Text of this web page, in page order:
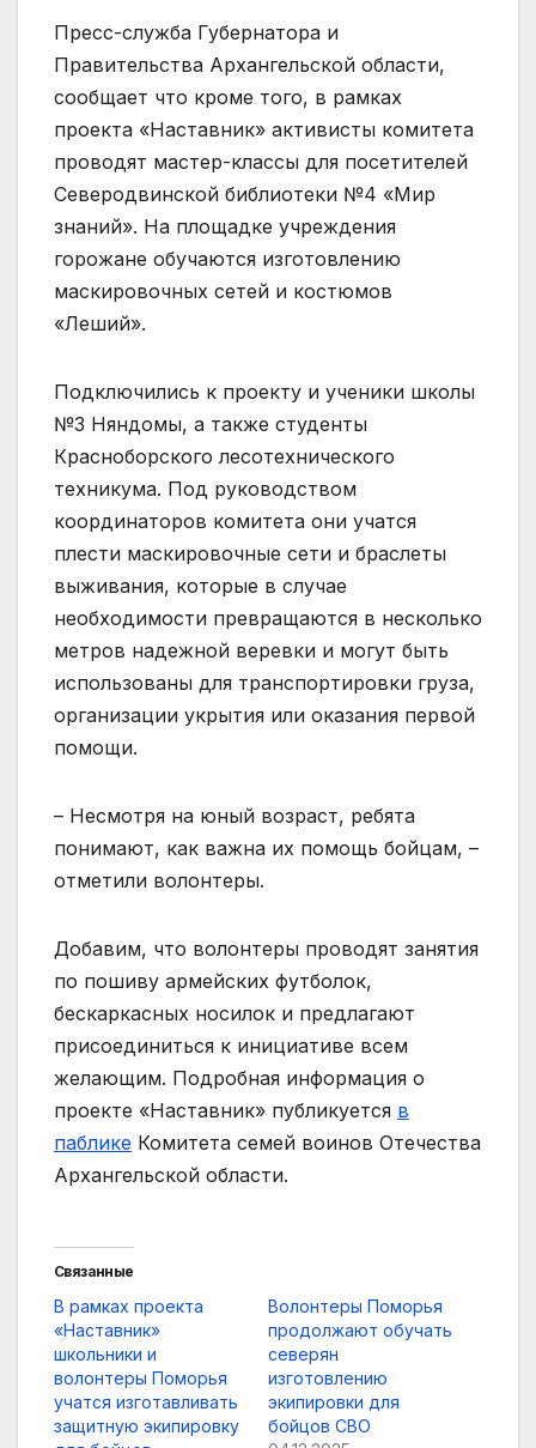
Пресс-служба Губернатора и
Правительства Архангельской области,
сообщает что кроме того, в рамках
проекта «Наставник» активисты комитета
проводят мастер-классы для посетителей
Северодвинской библиотеки №4 «Мир
знаний». На площадке учреждения
горожане обучаются изготовлению
маскировочных сетей и костюмов
«Леший».
Подключились к проекту и ученики школы
№3 Няндомы, а также студенты
Красноборского лесотехнического
техникума. Под руководством
координаторов комитета они учатся
плести маскировочные сети и браслеты
выживания, которые в случае
необходимости превращаются в несколько
метров надежной веревки и могут быть
использованы для транспортировки груза,
организации укрытия или оказания первой
помощи.
– Несмотря на юный возраст, ребята
понимают, как важна их помощь бойцам, –
отметили волонтеры.
Добавим, что волонтеры проводят занятия
по пошиву армейских футболок,
бескаркасных носилок и предлагают
присоединиться к инициативе всем
желающим. Подробная информация о
проекте «Наставник» публикуется в
паблике Комитета семей воинов Отечества
Архангельской области.
Связанные
В рамках проекта
«Наставник»
школьники и
волонтеры Поморья
учатся изготавливать
защитную экипировку
Волонтеры Поморья
продолжают обучать
северян
изготовлению
экипировки для
бойцов СВО